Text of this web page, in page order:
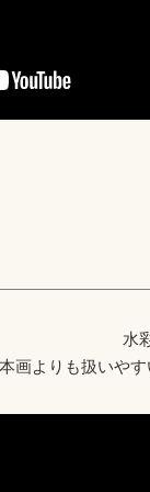
水
画よりも扱いや